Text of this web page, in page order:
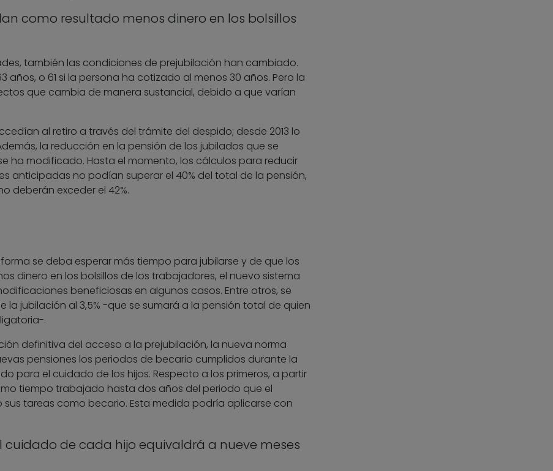
como resultado menos dinero en los bolsillos
también las condiciones de prejubilación han cambiado.
años, o 61 si la persona ha cotizado al menos 30 años. Pero la
que cambia de manera sustancial, debido a que varían
al retiro a través del trámite del despido; desde 2013 lo
la reducción en la pensión de los jubilados que se
ha modificado. Hasta el momento, los cálculos para reducir
anticipadas no podían superar el 40% del total de la pensión,
deberán exceder el 42%.
se deba esperar más tiempo para jubilarse y de que los
dinero en los bolsillos de los trabajadores, el nuevo sistema
beneficiosas en algunos casos. Entre otros, se
la jubilación al 3,5% -que se sumará a la pensión total de quien
.
definitiva del acceso a la prejubilación, la nueva norma
pensiones los periodos de becario cumplidos durante la
para el cuidado de los hijos. Respecto a los primeros, a partir
tiempo trabajado hasta dos años del periodo que el
tareas como becario. Esta medida podría aplicarse con
de cada hijo equivaldrá a nueve meses